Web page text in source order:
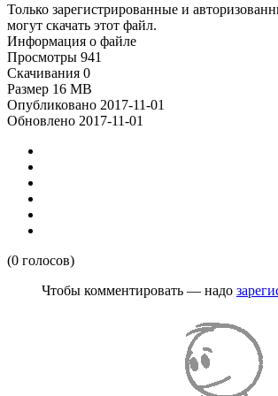
Только зарегистрированные и
могут скачать этот файл.
Информация о файле
Просмотры 941
Скачивания 0
Размер 16 MB
Опубликовано 2017-11-01
Обновлено 2017-11-01
(0 голосов)
Чтобы комментировать — надо